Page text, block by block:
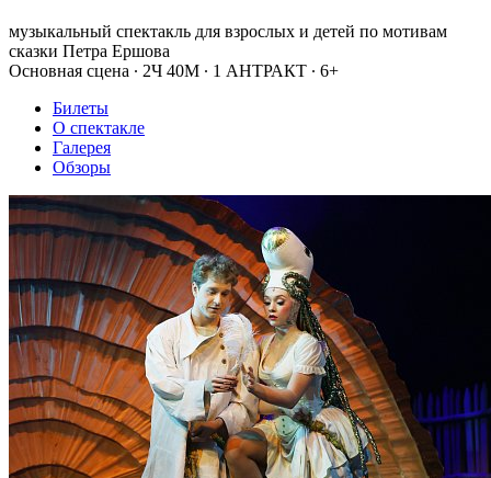
музыкальный спектакль для взрослых и детей по мотивам
сказки Петра Ершова
Основная сцена ∙ 2Ч 40М ∙ 1 АНТРАКТ ∙ 6+
Билеты
О спектакле
Галерея
Обзоры